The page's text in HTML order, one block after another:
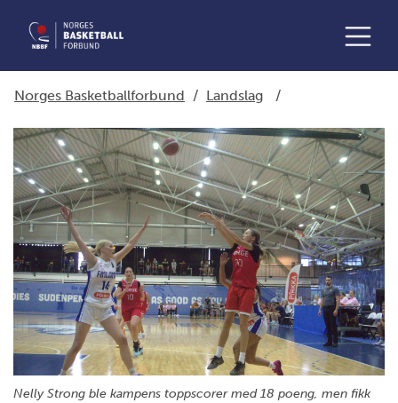
Norges Basketballforbund / Landslag /
Nelly Strong ble kampens toppscorer med 18 poeng, men fikk